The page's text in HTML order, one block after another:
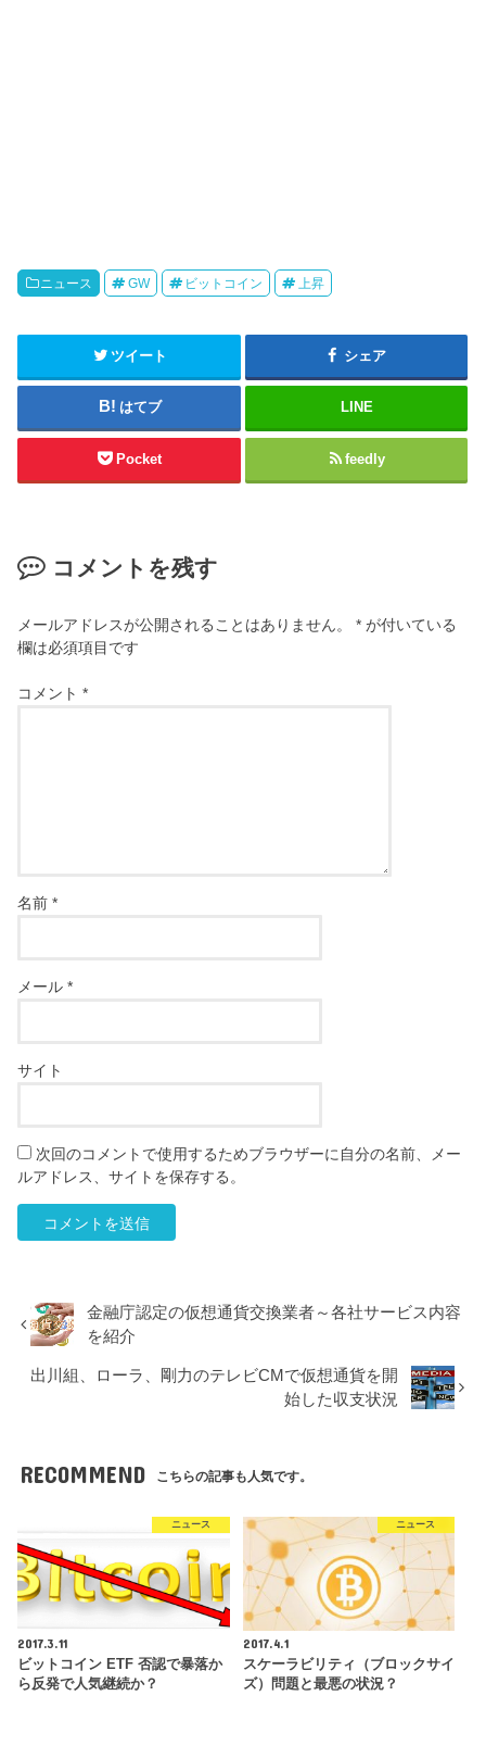
ニュース GW ビットコイン 上昇
ツイート シェア
はてブ LINE
Pocket feedly
コメントを残す
メールアドレスが公開されることはありません。 * が付いている
欄は必須項目です
コメント*
名前*
メール*
サイト
次回のコメントで使用するためブラウザーに自分の名前、メー
ルアドレス、サイトを保存する。
金融庁認定の仮想通貨交換業者～各社サービス内容
を紹介
出川組、ローラ、剛力のテレビCMで仮想通貨を開
始した収支状況
RECOMMEND こちらの記事も人気です。
ニュース
2017.3.11
ビットコイン ETF 否認で暴落か
ら反発で人気継続か？
ニュース
2017.4.1
スケーラビリティ（ブロックサイ
ズ）問題と最悪の状況？